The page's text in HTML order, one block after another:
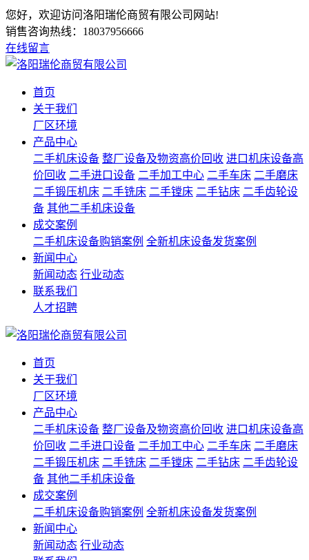
您好，欢迎访问洛阳瑞伦商贸有限公司网站!
销售咨询热线： 18037956666
在线留言
首页
关于我们
厂区环境
产品中心
二手机床设备 整厂设备及物资高价回收 进口机床设备高
价回收 二手进口设备 二手加工中心 二手车床 二手磨床
二手锻压机床 二手铣床 二手镗床 二手钻床 二手齿轮设
备 其他二手机床设备
成交案例
二手机床设备购销案例 全新机床设备发货案例
新闻中心
新闻动态 行业动态
联系我们
人才招聘
首页
关于我们
厂区环境
产品中心
二手机床设备 整厂设备及物资高价回收 进口机床设备高
价回收 二手进口设备 二手加工中心 二手车床 二手磨床
二手锻压机床 二手铣床 二手镗床 二手钻床 二手齿轮设
备 其他二手机床设备
成交案例
二手机床设备购销案例 全新机床设备发货案例
新闻中心
新闻动态 行业动态